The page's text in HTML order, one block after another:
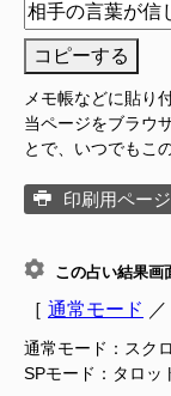
コピーする
メモ帳などに貼り
当ページをブラウ
とで、いつでもこ
印刷用ペー
この占い結果画
［ 通常モード ／
通常モード：スク
SPモード：タロッ